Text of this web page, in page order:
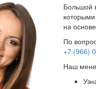
Большой
на
По
+7 (966)
Наш